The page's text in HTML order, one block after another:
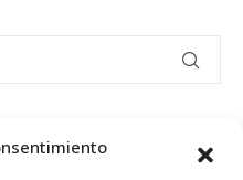
SOCIAL EUROPEU